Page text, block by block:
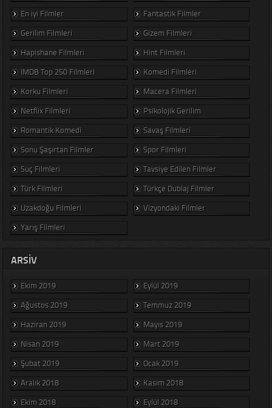
En iyi Filmler
Fantastik Filmler
Gerilim Filmleri
Gizem Filmleri
Hapishane Filmleri
Hint Filmleri
IMDB Top 250 Filmleri
Komedi Filmleri
Korku Filmleri
Macera Filmleri
Netflix Filmleri
Psikolojik Gerilim
Romantik Komedi
Savaş Filmleri
Sonu Şaşırtan Filmler
Spor Filmleri
Suç Filmleri
Tavsiye Edilen Filmler
Türk Filmleri
Türkçe Dublaj Filmler
Uzakdoğu Filmleri
Vizyondaki Filmler
Yarış Filmleri
ARSIV
Ekim 2019
Eylül 2019
Ağustos 2019
Temmuz 2019
Haziran 2019
Mayıs 2019
Nisan 2019
Mart 2019
Şubat 2019
Ocak 2019
Aralık 2018
Kasım 2018
Ekim 2018
Eylül 2018